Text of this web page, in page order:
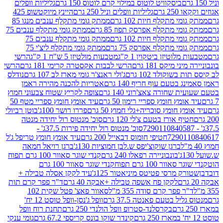
ביסקוויט לוטוס במילוי קרם לוטוס 150 גרם
גליליות וופלים
גרם
גליליות וופלים וניל 250 גרם
היינץ מיוקטשופ 425
מתקלף חיות 102 גרם
ממתק גומי מתקלף ענבים מנגו 85
מתקלף אפרסק תפוז 85 גרם
ממתק גומי מתקלף ענבים 75
מתקלף חיות 102 גרם
ממתק גומי מתקלף ענבים 75
מתקלף אפרסק 75 גרם
ממתק גומי מתקלף ליצ'י 75
ביטקוין 1 ק"ג
מטבעות מולטיזן 5 ש"ח 1 ק"ג
הרשי
מיקס 181 גרם
הרשי לבבות אקסטרה קרימי 181 גרם
הרשי
102 גרם
ג'ולי ראנצ'ר גומי מארז לב 107 גרם
נודלס
עוף חריף 140 גרם
אטריות להכנה מהירה ראמן
שחורה צאצ'רוני 140 גרם
צופה לקריץ שטוח צבעוני חמוץ
חומץ ספריי רימון 50 גרם
עיד אומץ חומץ ספריי מטף 50
חומץ סוכריה+גלי חמוץ 50 גרם
פררו רושר 100ג'
בוטן רביולי
אורז בטעם צ'לי 120 גרם
סוכ' מנטוס רול יחידה מנטה
סוכ' מנטוס רול יחידה פירות 37.5ג' -
חטיפי חומוס דבאייל 200 גרם
עיד אומץ חומץ טריפל ג'ל
ברגן שוקוצ'יפס ש.לבן חמוציות 130ג'
ברגן רויאל חמאה
בונבוניירה רפאלו 240 גרם
קנדי שוגר סאוור 100 גרם תפוח
100 גרם תפוח
קנדי שוגר סאוור 100 גרם
מרסי פטיטס מיניאטור 125ג'
עיד לקקן אסלה טבילה +
לקקן פח אשפה טבילה +אבקה 40 גרם
ד"ר פפר קרם תות
פפר קרם סודה 355 מ"ל
סאוור פאצ' פטל שקית 102
בטעם פאנטה 37.5 גרם
וופל ג'נסן-וופל טוסט 12 יח'
בקרסלנד-סטרופ וופל הולנדי 250 גרם
תחנת רוח וופל
קינדר שוקו בונס קריספי 67.2 גרם
גומי ענקי